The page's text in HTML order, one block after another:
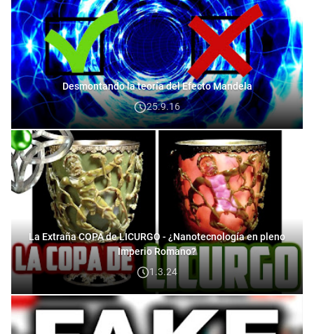
Desmontando la teoría del Efecto Mandela
25.9.16
La Extraña COPA de LICURGO - ¿Nanotecnología en pleno
Imperio Romano?
1.3.24